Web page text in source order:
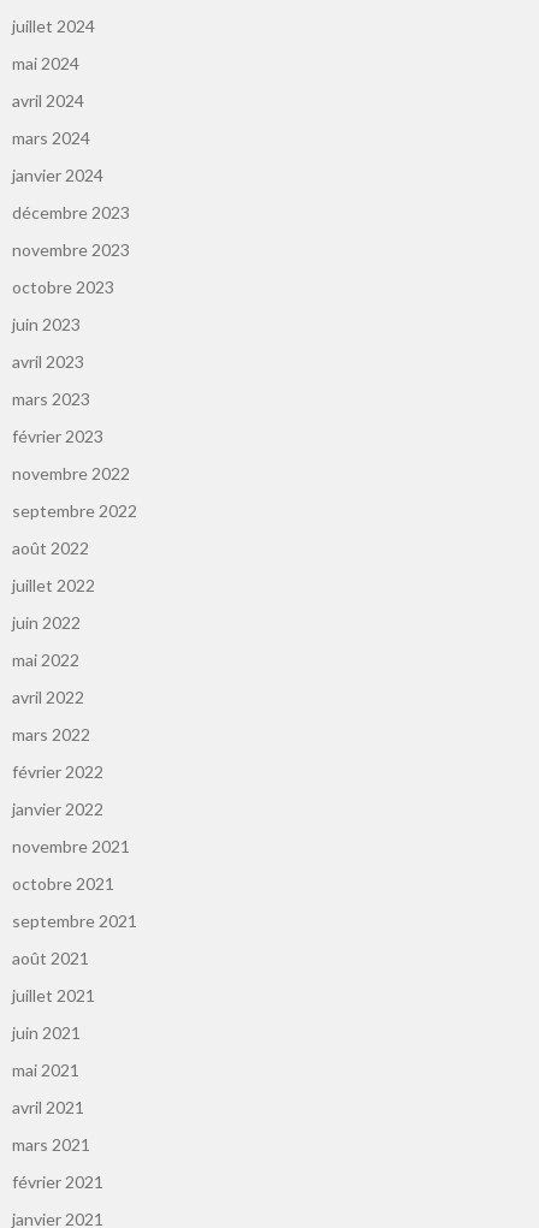
juillet 2024
mai 2024
avril 2024
mars 2024
janvier 2024
décembre 2023
novembre 2023
octobre 2023
juin 2023
avril 2023
mars 2023
février 2023
novembre 2022
septembre 2022
août 2022
juillet 2022
juin 2022
mai 2022
avril 2022
mars 2022
février 2022
janvier 2022
novembre 2021
octobre 2021
septembre 2021
août 2021
juillet 2021
juin 2021
mai 2021
avril 2021
mars 2021
février 2021
janvier 2021